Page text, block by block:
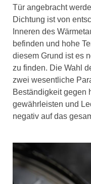
Tür angebracht
Dichtung ist von
Inneren des
befinden und hohe
diesem Grund ist es
zu finden. Die Wahl
zwei wesentliche
Beständigkeit gegen
gewährleisten und
negativ auf das